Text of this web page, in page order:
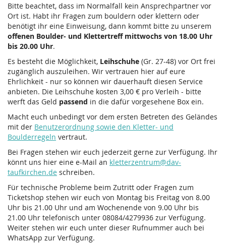
Bitte beachtet, dass im Normalfall kein Ansprechpartner vor
Ort ist. Habt ihr Fragen zum bouldern oder klettern oder
benötigt ihr eine Einweisung, dann kommt bitte zu unserem
offenen Boulder- und Klettertreff mittwochs von 18.00 Uhr
bis 20.00 Uhr.
Es besteht die Möglichkeit, Leihschuhe (Gr. 27-48) vor Ort frei
zugänglich auszuleihen. Wir vertrauen hier auf eure
Ehrlichkeit - nur so können wir dauerhauft diesen Service
anbieten. Die Leihschuhe kosten 3,00 € pro Verleih - bitte
werft das Geld passend in die dafür vorgesehene Box ein.
Macht euch unbedingt vor dem ersten Betreten des Geländes
mit der Benutzerordnung sowie den Kletter- und
Boulderregeln vertraut.
Bei Fragen stehen wir euch jederzeit gerne zur Verfügung. Ihr
könnt uns hier eine e-Mail an kletterzentrum@dav-
taufkirchen.de schreiben.
Für technische Probleme beim Zutritt oder Fragen zum
Ticketshop stehen wir euch von Montag bis Freitag von 8.00
Uhr bis 21.00 Uhr und am Wochenende von 9.00 Uhr bis
21.00 Uhr telefonisch unter 08084/4279936 zur Verfügung.
Weiter stehen wir euch unter dieser Rufnummer auch bei
WhatsApp zur Verfügung.